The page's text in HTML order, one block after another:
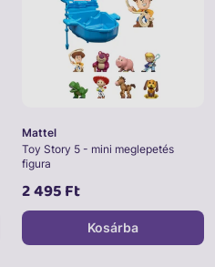
Mattel
Toy Story 5 - mini meglepetés
figura
2 495 Ft
Kosárba